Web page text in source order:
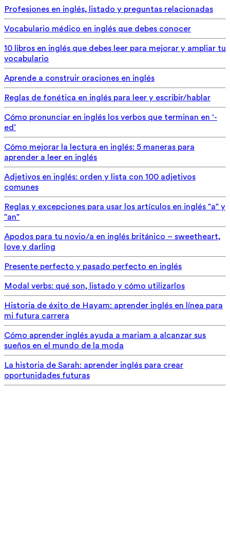
Profesiones en inglés, listado y preguntas relacionadas
Vocabulario médico en inglés que debes conocer
10 libros en inglés que debes leer para mejorar y ampliar tu
vocabulario
Aprende a construir oraciones en inglés
Reglas de fonética en inglés para leer y escribir/hablar
Cómo pronunciar en inglés los verbos que terminan en ‘-
ed’
Cómo mejorar la lectura en inglés: 5 maneras para
aprender a leer en inglés
Adjetivos en inglés: orden y lista con 100 adjetivos
comunes
Reglas y excepciones para usar los artículos en inglés "a" y
"an"
Apodos para tu novio/a en inglés británico – sweetheart,
love y darling
Presente perfecto y pasado perfecto en inglés
Modal verbs: qué son, listado y cómo utilizarlos
Historia de éxito de Hayam: aprender inglés en línea para
mi futura carrera
Cómo aprender inglés ayuda a mariam a alcanzar sus
sueños en el mundo de la moda
La historia de Sarah: aprender inglés para crear
oportunidades futuras